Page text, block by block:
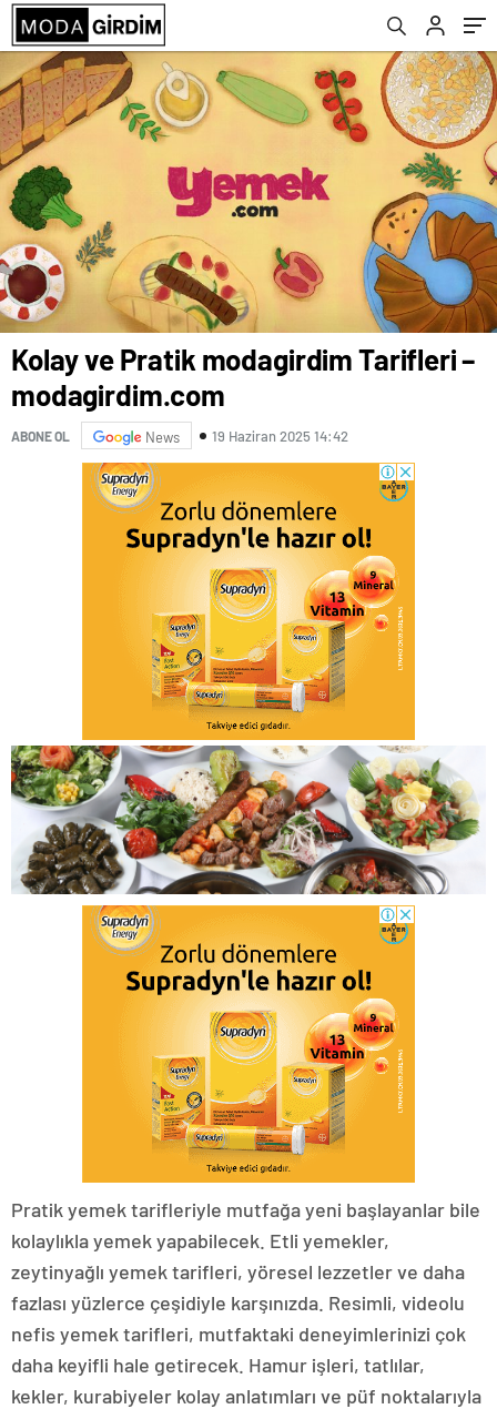
Kolay ve Pratik modagirdim Tarifleri –
modagirdim.com
ABONE OL News 19 Haziran 2025 14:42
Pratik yemek tarifleriyle mutfağa yeni başlayanlar bile
kolaylıkla yemek yapabilecek. Etli yemekler,
zeytinyağlı yemek tarifleri, yöresel lezzetler ve daha
fazlası yüzlerce çeşidiyle karşınızda. Resimli, videolu
nefis yemek tarifleri, mutfaktaki deneyimlerinizi çok
daha keyifli hale getirecek. Hamur işleri, tatlılar,
kekler, kurabiyeler kolay anlatımları ve püf noktalarıyla